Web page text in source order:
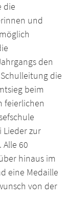
die
und
den
die
beim
feierlichen
Lieder zur
60
hinaus im
eine Medaille
von der